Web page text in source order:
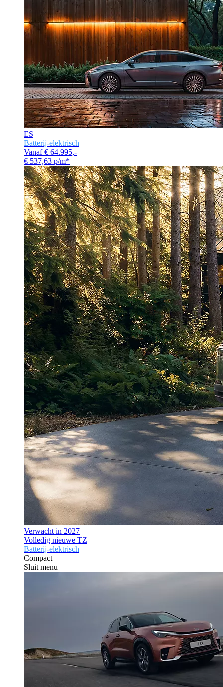
ES
Batterij-elektrisch
Vanaf € 64.995,-
€ 537,63 p/m*
Verwacht in 2027
Volledig nieuwe TZ
Batterij-elektrisch
Compact
Sluit menu